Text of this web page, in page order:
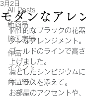
All Posts
新商品
施工実績
作品
イベント
商品紹介
モダンなアレ
3月2日
個性的なブラックの花
ダンなアレンジメント。
ゴールドのラインで高
上げました。
凛としたシンビジウム
キュラスを添えて。
お部屋のアクセントや